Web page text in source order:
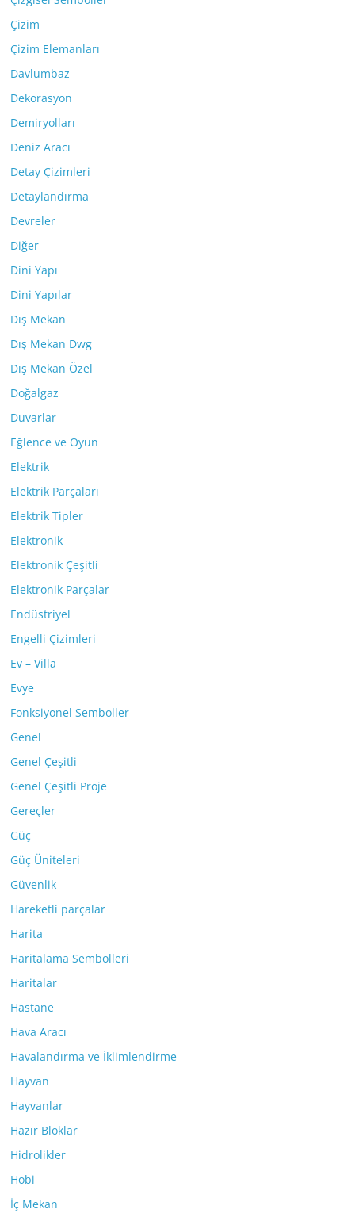
Çizim
Çizim Elemanları
Davlumbaz
Dekorasyon
Demiryolları
Deniz Aracı
Detay Çizimleri
Detaylandırma
Devreler
Diğer
Dini Yapı
Dini Yapılar
Dış Mekan
Dış Mekan Dwg
Dış Mekan Özel
Doğalgaz
Duvarlar
Eğlence ve Oyun
Elektrik
Elektrik Parçaları
Elektrik Tipler
Elektronik
Elektronik Çeşitli
Elektronik Parçalar
Endüstriyel
Engelli Çizimleri
Ev – Villa
Evye
Fonksiyonel Semboller
Genel
Genel Çeşitli
Genel Çeşitli Proje
Gereçler
Güç
Güç Üniteleri
Güvenlik
Hareketli parçalar
Harita
Haritalama Sembolleri
Haritalar
Hastane
Hava Aracı
Havalandırma ve İklimlendirme
Hayvan
Hayvanlar
Hazır Bloklar
Hidrolikler
Hobi
İç Mekan